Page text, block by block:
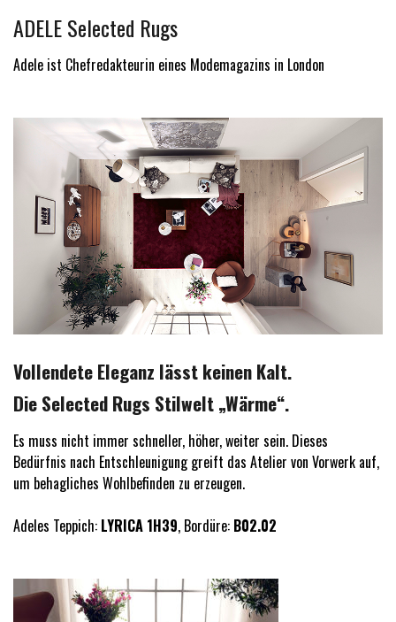
ADELE Selected Rugs
Adele ist Chefredakteurin eines Modemagazins in London
Vollendete Eleganz lässt keinen Kalt.
Die Selected Rugs Stilwelt „Wärme“.
Es muss nicht immer schneller, höher, weiter sein. Dieses
Bedürfnis nach Entschleunigung greift das Atelier von Vorwerk auf,
um behagliches Wohlbefinden zu erzeugen.
Adeles Teppich: LYRICA 1H39, Bordüre: B02.02